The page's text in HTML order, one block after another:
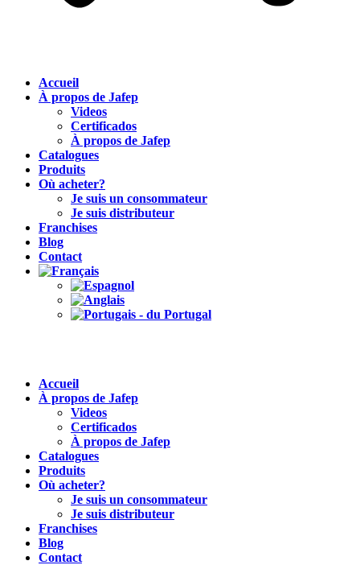
Accueil
À propos de Jafep
Videos
Certificados
À propos de Jafep
Catalogues
Produits
Où acheter?
Je suis un consommateur
Je suis distributeur
Franchises
Blog
Contact
Accueil
À propos de Jafep
Videos
Certificados
À propos de Jafep
Catalogues
Produits
Où acheter?
Je suis un consommateur
Je suis distributeur
Franchises
Blog
Contact